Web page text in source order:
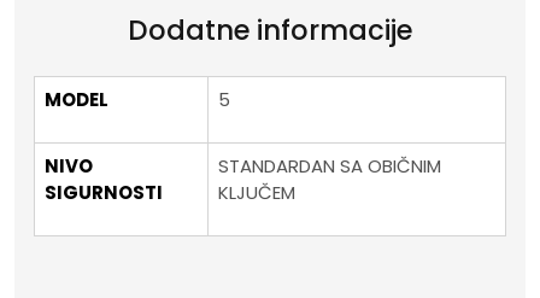
Dodatne informacije
MODEL 5
NIVO
SIGURNOSTI
STANDARDAN SA OBIČNIM
KLJUČEM